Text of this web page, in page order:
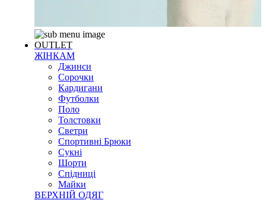
OUTLET
ЖІНКАМ
Джинси
Сорочки
Кардигани
Футболки
Поло
Толстовки
Светри
Спортивні Брюки
Сукні
Шорти
Спідниці
Майки
ВЕРХНІЙ ОДЯГ